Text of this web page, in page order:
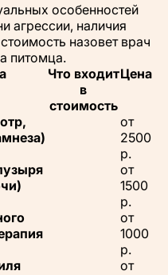
особенностей
агрессии, наличия
назовет врач
питомца.
Что входит
в
стоимость
Цена
от
2500
р.
от
1500
р.
от
1000
р.
от